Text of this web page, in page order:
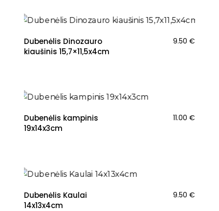
Dubenėlis Dinozauro
kiaušinis 15,7×11,5x4cm
9.50 €
Dubenėlis kampinis
19x14x3cm
11.00 €
Dubenėlis Kaulai
14x13x4cm
9.50 €